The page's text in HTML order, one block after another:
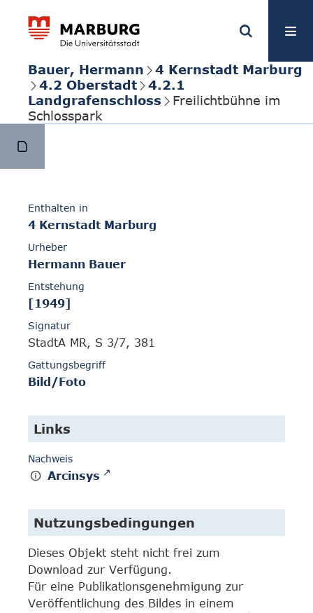
Bauer, Hermann
4 Kernstadt Marburg
4.2 Oberstadt
4.2.1
Landgrafenschloss
Freilichtbühne im
Schlosspark
Enthalten in
4 Kernstadt Marburg
Urheber
Hermann Bauer
Entstehung
[1949]
Signatur
StadtA MR, S 3/7, 381
Gattungsbegriff
Bild/Foto
Links
Nachweis
Arcinsys
Nutzungsbedingungen
Dieses Objekt steht nicht frei zum
Download zur Verfügung.
Für eine Publikationsgenehmigung zur
Veröffentlichung des Bildes in einem